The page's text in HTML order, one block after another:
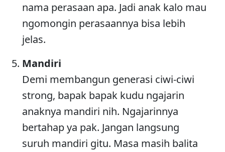
nama perasaan apa. Jadi anak kalo mau
ngomongin perasaannya bisa lebih
jelas.
Mandiri
Demi membangun generasi ciwi-ciwi
strong, bapak bapak kudu ngajarin
anaknya mandiri nih. Ngajarinnya
bertahap ya pak. Jangan langsung
suruh mandiri gitu. Masa masih balita